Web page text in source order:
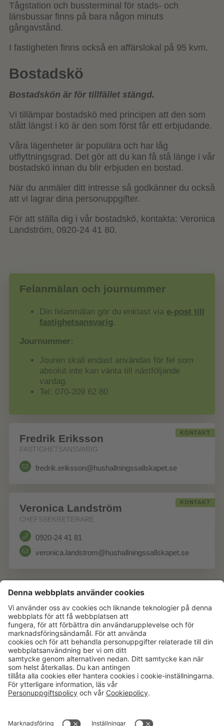
Tågstation och bussterminal för stads- och
länsbussar finns på bara någon minuts
gångavstånd.
I fastigheten finns också en affärslokal på 95 kvm.
Bostadskö
Bostadskön är för tillfället stängd.
Vi tillämpar bostadskö med principen att den som
stått längst i kö är den som först får ett erbjudande.
Våra lägenheter är populära och har låg
utflyttningsgrad. Det gör att du kan få stå länge i vår
bostadskö innan du blir erbjuden en bostad.
När du anmäler ditt intresse så godkänner du också
att vi lagrar dina personuppgifter.
För att ställa dig i vår bostadskö, kontakta: Veronica
Landström, 0920-24 41 80.
Felanmälan och journummer
Din felanmälan gör du enklast via e-post till
fastighetsansvarig.
Journummer:
Jouren skall endast användas för fel som
absolut inte kan vänta till nästföljande
vardag.
Tel: 070-209 62 80
KONTAKT
Fredrik Eriksson
FASTIGHETSANSVARIG
fredrik.eriksson@hushallningssallskapet.se
KONTAKT
Veronica Landström
CHEFSSEKRETERARE
0920-24 41 81
veronica.landstrom@hushallningssallskapet.se